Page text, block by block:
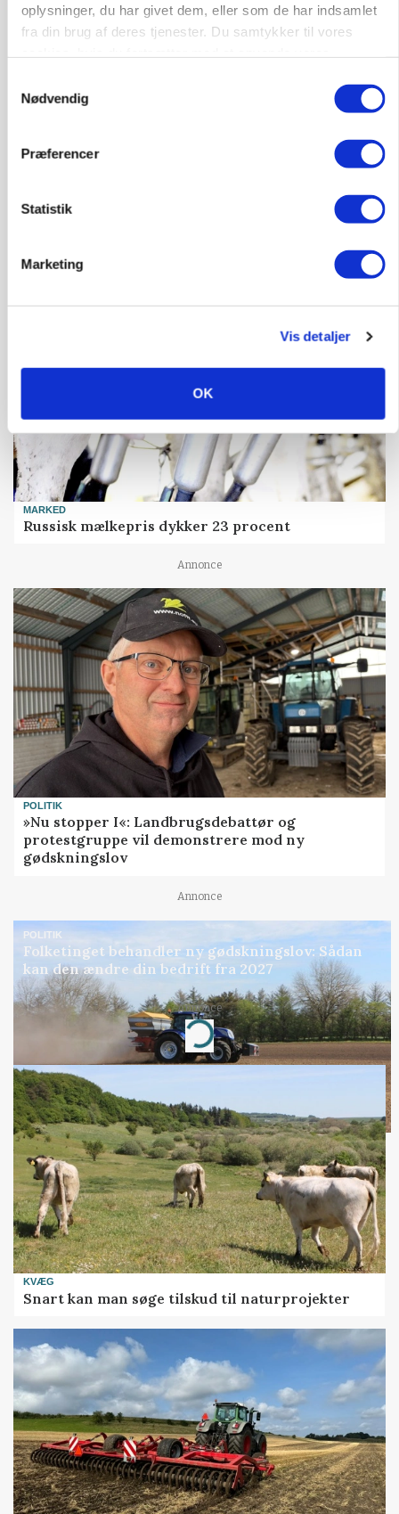
oplysninger, du har givet dem, eller som de har indsamlet
fra din brug af deres tjenester. Du samtykker til vores
Nødvendig
Præferencer
Statistik
Marketing
Vis detaljer
OK
Ejer eller medejer? Nyt tv-format udfordrer
MARKED
Russisk mælkepris dykker 23 procent
Annonce
POLITIK
»Nu stopper I«: Landbrugsdebattør og
protestgruppe vil demonstrere mod ny
gødskningslov
Annonce
POLITIK
Folketinget behandler ny gødskningslov: Sådan
kan den ændre din bedrift fra 2027
Annonce
Loading...
KVÆG
Snart kan man søge tilskud til naturprojekter